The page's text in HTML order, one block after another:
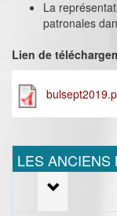
La
patronales
Lien de
LES ANCIENS